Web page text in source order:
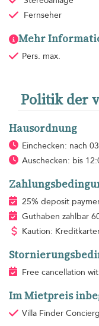
Fernseher
Mehr
Pers. max.
Politik der
Hausordnung
Einchecken: nach
Auschecken: bis
25% deposit
Guthaben zahlbar
Kaution:
Free cancellation
Im Mietpreis
Villa Finder